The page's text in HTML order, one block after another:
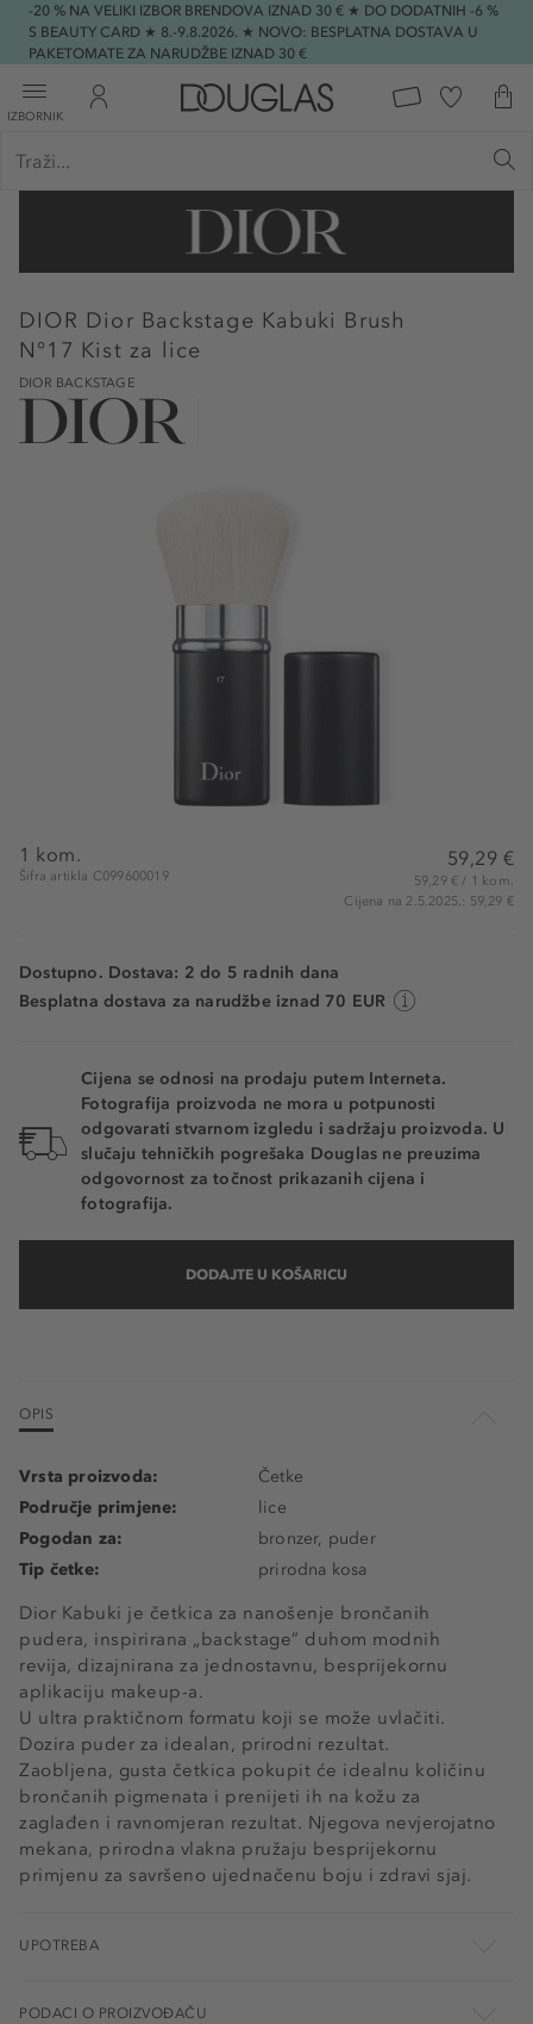
-20 % NA VELIKI IZBOR BRENDOVA IZNAD 30 € ★ DO DODATNIH -6 %
S BEAUTY CARD ★ 8.-9.8.2026. ★ NOVO: BESPLATNA DOSTAVA U
PAKETOMATE ZA NARUDŽBE IZNAD 30 €
IZBORNIK
DIOR Dior Backstage Kabuki Brush
N°17 Kist za lice
DIOR BACKSTAGE
1 kom.
Šifra artikla C099600019
59,29 €
59,29 € / 1 kom.
Cijena na 2.5.2025.: 59,29 €
Dostupno. Dostava: 2 do 5 radnih dana
Besplatna dostava za narudžbe iznad 70 EUR
Cijena se odnosi na prodaju putem Interneta.
Fotografija proizvoda ne mora u potpunosti
odgovarati stvarnom izgledu i sadržaju proizvoda. U
slučaju tehničkih pogrešaka Douglas ne preuzima
odgovornost za točnost prikazanih cijena i
fotografija.
DODAJTE U KOŠARICU
OPIS
Dior Kabuki je četkica za nanošenje brončanih
pudera, inspirirana „backstage” duhom modnih
revija, dizajnirana za jednostavnu, besprijekornu
aplikaciju makeup-a.
U ultra praktičnom formatu koji se može uvlačiti.
Dozira puder za idealan, prirodni rezultat.
Zaobljena, gusta četkica pokupit će idealnu količinu
brončanih pigmenata i prenijeti ih na kožu za
zaglađen i ravnomjeran rezultat. Njegova nevjerojatno
mekana, prirodna vlakna pružaju besprijekornu
primjenu za savršeno ujednačenu boju i zdravi sjaj.
Vrsta proizvoda:
Četke
Područje primjene:
lice
Pogodan za:
bronzer, puder
Tip četke:
prirodna kosa
UPOTREBA
PODACI O PROIZVOĐAČU